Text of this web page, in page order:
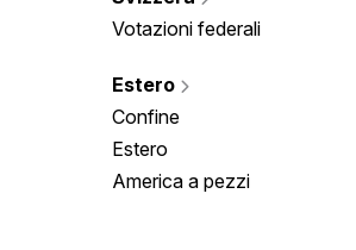
Votazioni federali
Estero
Confine
Estero
America a pezzi